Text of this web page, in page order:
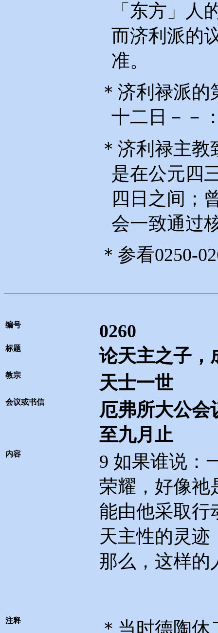
「东方」人
而济利派的
准。
＊济利禄派
十二日－－
＊济利禄主
是在公元四
四日之间；
会一致通过
＊参看0250-
编号 0260
标题 论天主之子，
教宗 天士一世
会议或书信
厄弗所大公会
至九月止
内容 9 如果谁说：
荣耀，好像祂
能由他采取行
天主性的灵迹
那么，这样的
注释 ＊当时德陶